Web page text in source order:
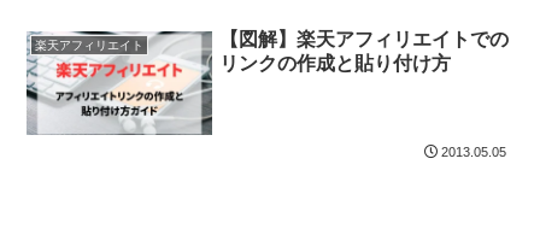
楽天アフィリエイト
【図解】楽天アフィリエイトでの
リンクの作成と貼り付け方
2013.05.05